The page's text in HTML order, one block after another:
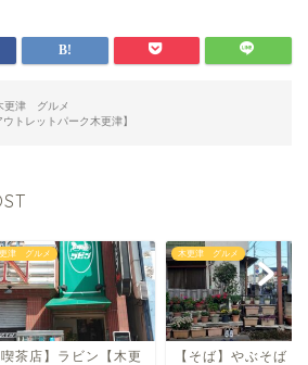
更津 グルメ
トレットパーク木更津】
津 グルメ
喫茶店】ラビン【木更
木更津 グルメ
【そば】やぶそば【